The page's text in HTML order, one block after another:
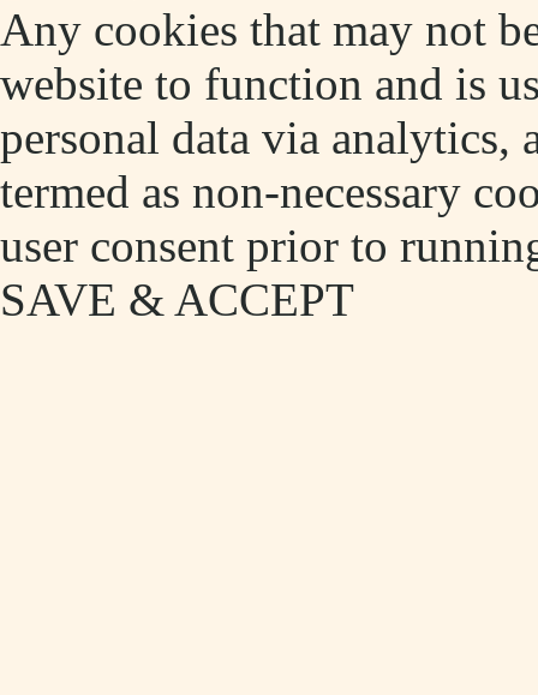
Any cookies that may not
website to function and is
personal data via analytics,
termed as non-necessary
user consent prior to
SAVE & ACCEPT